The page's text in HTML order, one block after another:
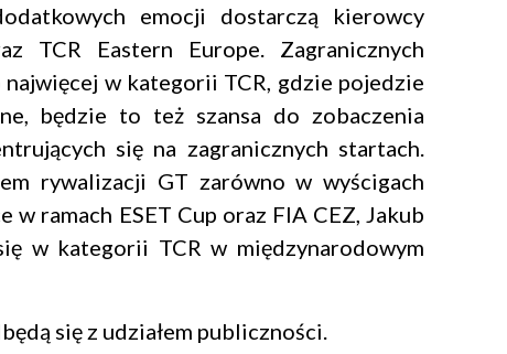
emocji dostarczą kierowcy
TCR Eastern Europe. Zagranicznych
najwięcej w kategorii TCR, gdzie pojedzie
będzie to też szansa do zobaczenia
się na zagranicznych startach.
rywalizacji GT zarówno w wyścigach
ramach ESET Cup oraz FIA CEZ, Jakub
w kategorii TCR w międzynarodowym
się z udziałem publiczności.